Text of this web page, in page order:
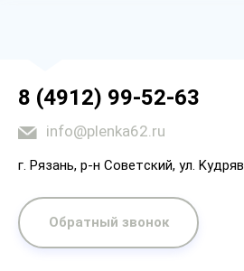
8 (4912) 99-52-63
info@plenka62.ru
г. Рязaнь, p-н Coвeтcкий, yл.
Обратный звонок